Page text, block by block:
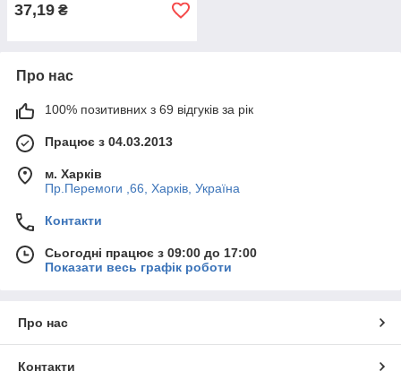
37,19 ₴
Про нас
100% позитивних з 69 відгуків за рік
Працює з 04.03.2013
м. Харків
Пр.Перемоги ,66, Харків, Україна
Контакти
Сьогодні працює з 09:00 до 17:00
Показати весь графік роботи
Про нас
Контакти